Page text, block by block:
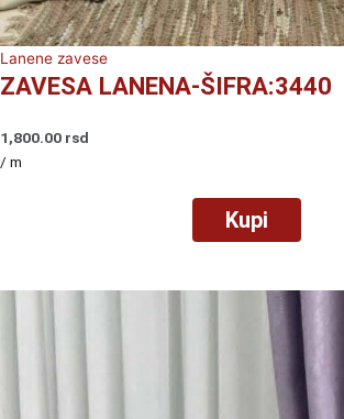
Lanene zavese
ZAVESA LANENA-ŠIFRA:3440
1,800.00 rsd
/ m
Kupi